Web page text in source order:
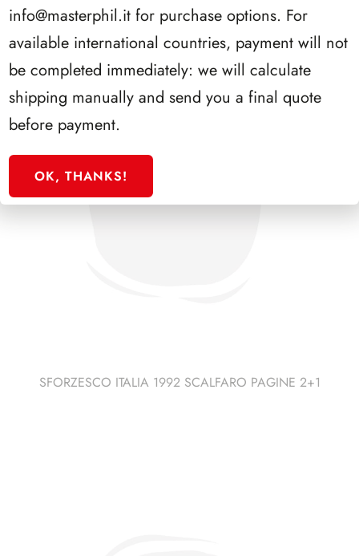
SFORZESCO ITALIA 1992 SCALFARO PAGINE 2+1
info@masterphil.it for purchase options. For
available international countries, payment will not
be completed immediately: we will calculate
shipping manually and send you a final quote
before payment.
OK, THANKS!